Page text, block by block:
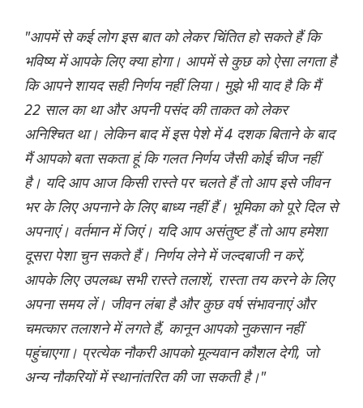
"आपमें से कई लोग इस बात को लेकर चिंतित हो सकते हैं कि
भविष्य में आपके लिए क्या होगा। आपमें से कुछ को ऐसा लगता है
कि आपने शायद सही निर्णय नहीं लिया। मुझे भी याद है कि मैं
22 साल का था और अपनी पसंद की ताकत को लेकर
अनिश्चित था। लेकिन बाद में इस पेशे में 4 दशक बिताने के बाद
मैं आपको बता सकता हूं कि गलत निर्णय जैसी कोई चीज नहीं
है। यदि आप आज किसी रास्ते पर चलते हैं तो आप इसे जीवन
भर के लिए अपनाने के लिए बाध्य नहीं हैं। भूमिका को पूरे दिल से
अपनाएं। वर्तमान में जिएं। यदि आप असंतुष्ट हैं तो आप हमेशा
दूसरा पेशा चुन सकते हैं। निर्णय लेने में जल्दबाजी न करें,
आपके लिए उपलब्ध सभी रास्ते तलाशें, रास्ता तय करने के लिए
अपना समय लें। जीवन लंबा है और कुछ वर्ष संभावनाएं और
चमत्कार तलाशने में लगते हैं, कानून आपको नुकसान नहीं
पहुंचाएगा। प्रत्येक नौकरी आपको मूल्यवान कौशल देगी, जो
अन्य नौकरियों में स्थानांतरित की जा सकती है।"